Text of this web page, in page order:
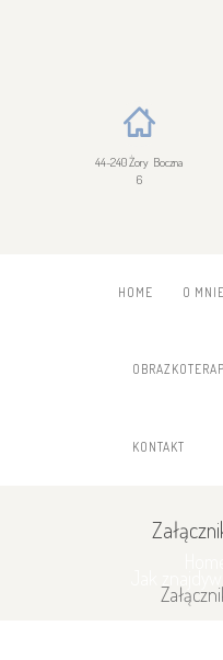
44-240 Żory Boczna
6
HOME O MNIE
KONTAKT